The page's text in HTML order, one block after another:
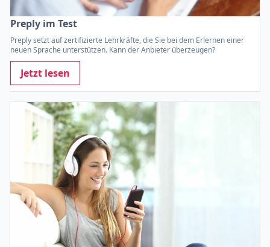
Preply im Test
Preply setzt auf zertifizierte Lehrkräfte, die Sie bei dem Erlernen einer
neuen Sprache unterstützen. Kann der Anbieter überzeugen?
Jetzt lesen